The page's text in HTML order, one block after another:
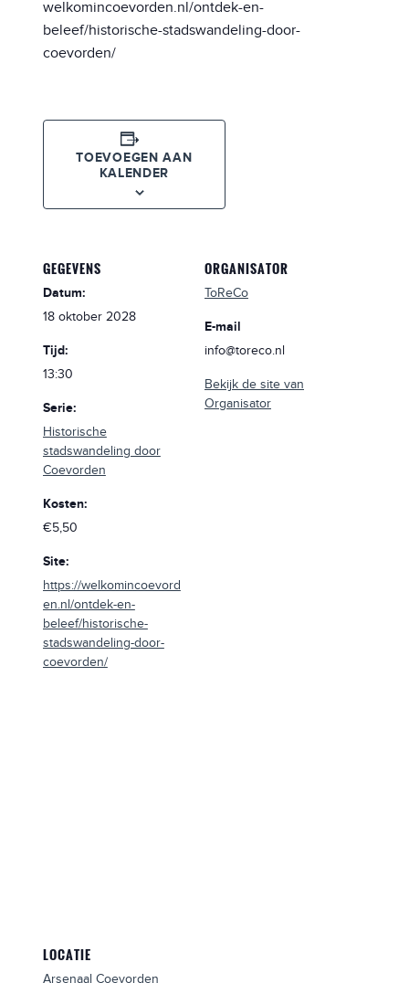
welkomincoevorden.nl/ontdek-en-
beleef/historische-stadswandeling-door-
coevorden/
TOEVOEGEN AAN
KALENDER
GEGEVENS
Datum:
18 oktober 2028
Tijd:
13:30
Serie:
Historische
stadswandeling door
Coevorden
Kosten:
€5,50
Site:
https://welkomincoevord
en.nl/ontdek-en-
beleef/historische-
stadswandeling-door-
coevorden/
ORGANISATOR
ToReCo
E-mail
info@toreco.nl
Bekijk de site van
Organisator
LOCATIE
Arsenaal Coevorden